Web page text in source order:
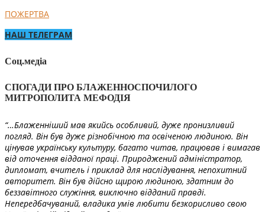
ПОЖЕРТВА
НАШ ТЕЛЕГРАМ
Соц.медіа
СПОГАДИ ПРО БЛАЖЕННОСПОЧИЛОГО
МИТРОПОЛИТА МЕФОДІЯ
“…Блаженніший мав якийсь особливий, дуже пронизливий
погляд. Він був дуже різнобічною та освіченою людиною. Він
цінував українську культуру, багато читав, працював і вимагав
від оточення відданої праці. Природжений адміністратор,
дипломат, вчитель і приклад для наслідування, непохитний
авторитет. Він був дійсно щирою людиною, здатним до
беззавітного служіння, виключно відданий правді.
Непередбачуваний, владика умів любити безкорисливо свою